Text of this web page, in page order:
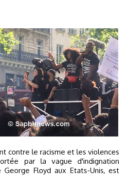
par la vague d'indignation
Floyd aux Etats-Unis, est